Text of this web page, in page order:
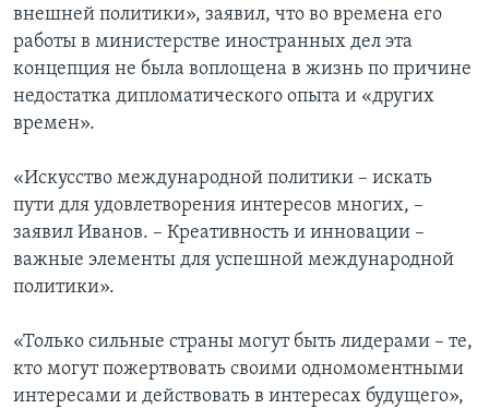
внешней политики», заявил, что во времена его
работы в министерстве иностранных дел эта
концепция не была воплощена в жизнь по причине
недостатка дипломатического опыта и «других
времен».
«Искусство международной политики – искать
пути для удовлетворения интересов многих, –
заявил Иванов. – Креативность и инновации –
важные элементы для успешной международной
политики».
«Только сильные страны могут быть лидерами – те,
кто могут пожертвовать своими одномоментными
интересами и действовать в интересах будущего»,